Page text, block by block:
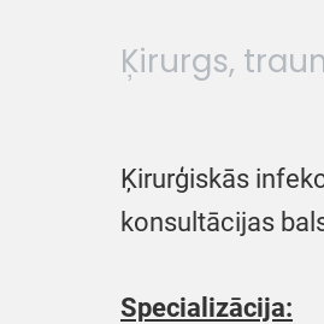
Ķirurgs,
Ķirurģiskās
konsultācijas
Specializācija: